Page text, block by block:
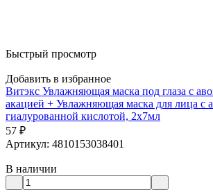
Быстрый просмотр
Добавить в избранное
Витэкс Увлажняющая маска под глаза с
акацией + Увлажняющая маска для лица с
гиалурованной кислотой, 2x7мл
57 ₽
Артикул: 4810153038401
В наличии